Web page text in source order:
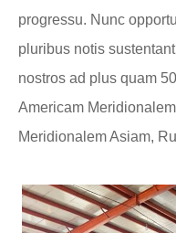
progressu. Nunc
pluribus notis
nostros ad plus quam
Americam
Meridionalem Asiam,